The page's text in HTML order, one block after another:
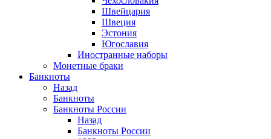
Швейцария
Швеция
Эстония
Югославия
Иностранные наборы
Монетные браки
Банкноты
Назад
Банкноты
Банкноты России
Назад
Банкноты России